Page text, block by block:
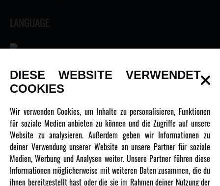
LANGUAGE
INFORMATIONEN
Newsletter
Über uns
Karriere
Amewi Kataloge
DIESE WEBSITE VERWENDET
COOKIES
Wir verwenden Cookies, um Inhalte zu personalisieren, Funktionen
für soziale Medien anbieten zu können und die Zugriffe auf unsere
Website zu analysieren. Außerdem geben wir Informationen zu
deiner Verwendung unserer Website an unsere Partner für soziale
Medien, Werbung und Analysen weiter. Unsere Partner führen diese
Informationen möglicherweise mit weiteren Daten zusammen, die du
ihnen bereitgestellt hast oder die sie im Rahmen deiner Nutzung der